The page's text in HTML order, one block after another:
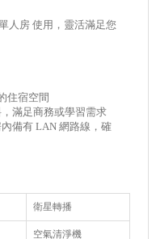
人房 使用，靈活滿足您
住宿空間
滿足商務或學習需求
備有 LAN 網路線，確
衛星轉播
空氣清淨機